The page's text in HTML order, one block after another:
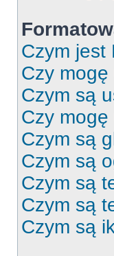
Czym jest
Czy
Czym są
Czy
Czym są
Czym są
Czym są
Czym są
Czym są